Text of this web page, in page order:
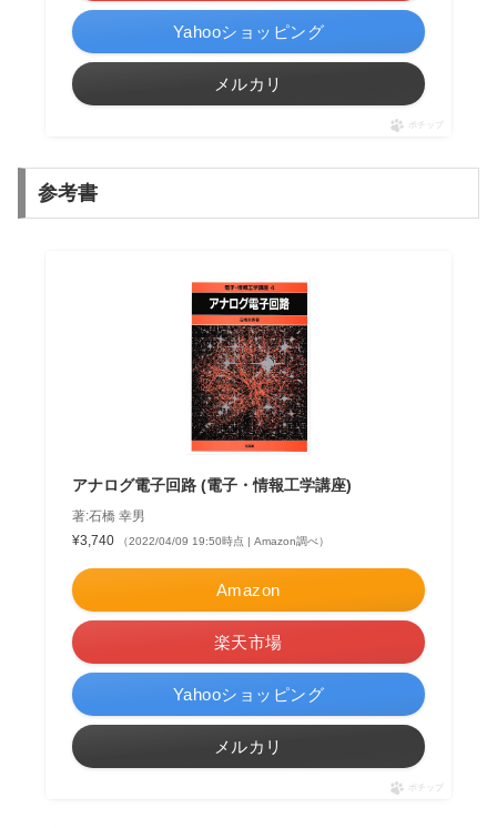
Yahooショッピング
メルカリ
ポチップ
参考書
アナログ電子回路 (電子・情報工学講座)
著:石橋 幸男
¥3,740
（2022/04/09 19:50時点 | Amazon調べ）
Amazon
楽天市場
Yahooショッピング
メルカリ
ポチップ